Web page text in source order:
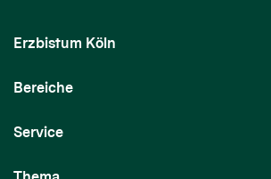
Erzbistum Köln
Bereiche
Service